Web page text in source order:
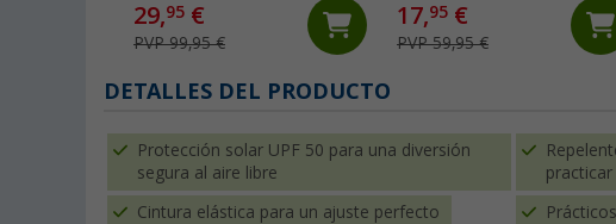
29,95 €
PVP 99,95 €
17,95 €
PVP 59,95 €
DETALLES DEL PRODUCTO
Protección solar UPF 50 para una diversión
segura al aire libre
Cintura elástica para un ajuste perfecto